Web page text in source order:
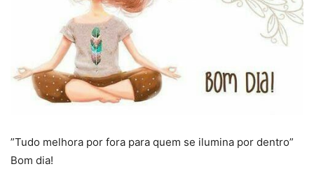
”Tudo melhora por fora para quem se ilumina por dentro”
Bom dia!